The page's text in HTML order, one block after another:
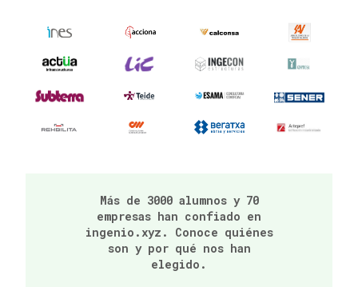
Más de 3000 alumnos y 70
empresas han confiado en
ingenio.xyz. Conoce quiénes
son y por qué nos han
elegido.